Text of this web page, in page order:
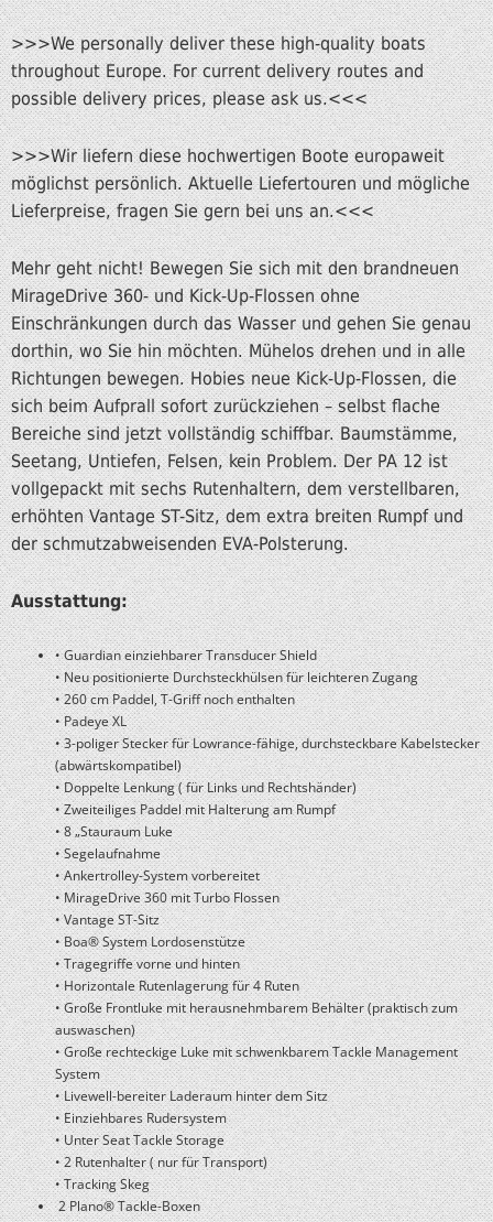
>>>We personally deliver these high-quality boats
throughout Europe. For current delivery routes and
possible delivery prices, please ask us.<<<
>>>Wir liefern diese hochwertigen Boote europaweit
möglichst persönlich. Aktuelle Liefertouren und mögliche
Lieferpreise, fragen Sie gern bei uns an.<<<
Mehr geht nicht! Bewegen Sie sich mit den brandneuen
MirageDrive 360- und Kick-Up-Flossen ohne
Einschränkungen durch das Wasser und gehen Sie genau
dorthin, wo Sie hin möchten. Mühelos drehen und in alle
Richtungen bewegen. Hobies neue Kick-Up-Flossen, die
sich beim Aufprall sofort zurückziehen – selbst flache
Bereiche sind jetzt vollständig schiffbar. Baumstämme,
Seetang, Untiefen, Felsen, kein Problem. Der PA 12 ist
vollgepackt mit sechs Rutenhaltern, dem verstellbaren,
erhöhten Vantage ST-Sitz, dem extra breiten Rumpf und
der schmutzabweisenden EVA-Polsterung.
Ausstattung:
• Guardian einziehbarer Transducer Shield
• Neu positionierte Durchsteckhülsen für leichteren Zugang
• 260 cm Paddel, T-Griff noch enthalten
• Padeye XL
• 3-poliger Stecker für Lowrance-fähige, durchsteckbare Kabelstecker
(abwärtskompatibel)
• Doppelte Lenkung ( für Links und Rechtshänder)
• Zweiteiliges Paddel mit Halterung am Rumpf
• 8 „Stauraum Luke
• Segelaufnahme
• Ankertrolley-System vorbereitet
• MirageDrive 360 mit Turbo Flossen
• Vantage ST-Sitz
• Boa® System Lordosenstütze
• Tragegriffe vorne und hinten
• Horizontale Rutenlagerung für 4 Ruten
• Große Frontluke mit herausnehmbarem Behälter (praktisch zum
auswaschen)
• Große rechteckige Luke mit schwenkbarem Tackle Management
System
• Livewell-bereiter Laderaum hinter dem Sitz
• Einziehbares Rudersystem
• Unter Seat Tackle Storage
• 2 Rutenhalter ( nur für Transport)
• Tracking Skeg
2 Plano® Tackle-Boxen